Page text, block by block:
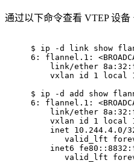
通过以下命令查看 VTEP 设备
$ ip -d link show
6: flannel.1:
link/ether
vxlan id 1 local
$ ip -d add show
6: flannel.1:
link/ether
vxlan id 1 local
inet 10.244.4.0/
valid_lft
inet6
valid_lft